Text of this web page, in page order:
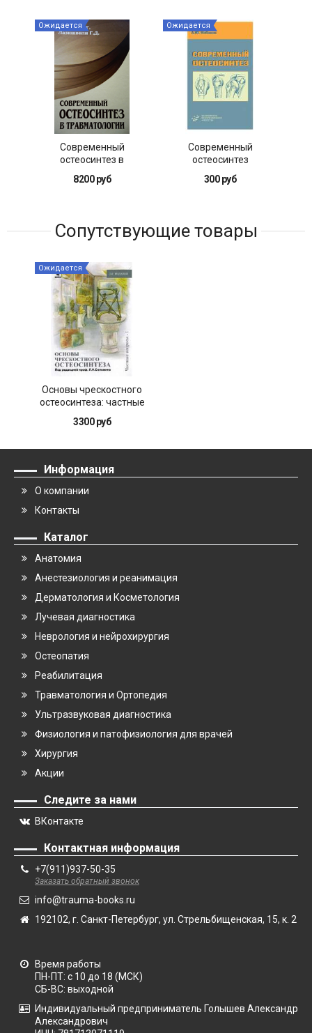
Ожидается
Современный
остеосинтез в
травматологии
8200 руб
Ожидается
Современный
остеосинтез
300 руб
Сопутствующие товары
Ожидается
Основы чрескостного
остеосинтеза: частные
вопросы. Том 2
3300 руб
Информация
О компании
Контакты
Каталог
Анатомия
Анестезиология и реанимация
Дерматология и Косметология
Лучевая диагностика
Неврология и нейрохирургия
Остеопатия
Реабилитация
Травматология и Ортопедия
Ультразвуковая диагностика
Физиология и патофизиология для врачей
Хирургия
Акции
Следите за нами
ВКонтакте
Контактная информация
+7(911)937-50-35
Заказать обратный звонок
info@trauma-books.ru
192102, г. Санкт-Петербург, ул. Стрельбищенская, 15, к. 2
Время работы
ПН-ПТ: с 10 до 18 (МСК)
СБ-ВС: выходной
Индивидуальный предприниматель Голышев Александр
Александрович